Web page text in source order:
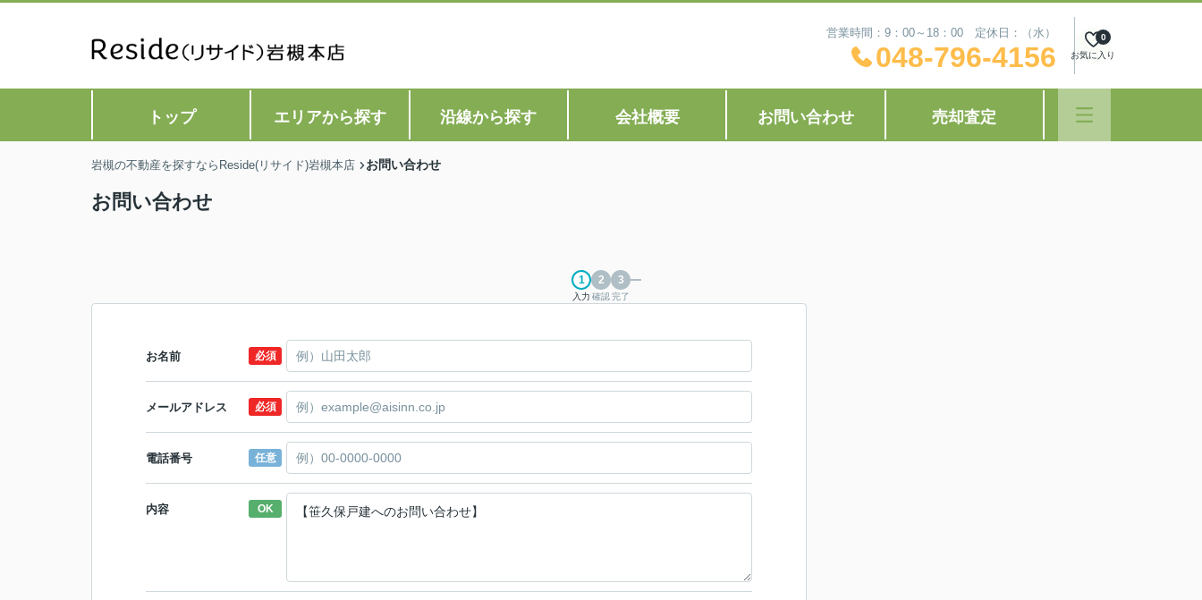
営業時間：9：00～18：00 定休日：（水）
048-796-4156 お気に入り
0
トップ エリアから探す 沿線から探す 会社概要 お問い合わせ 売却査定
岩槻の不動産を探すならReside(リサイド)岩槻本店 お問い合わせ
お問い合わせ
入力 確認完了
お名前 必須
メールアドレス 必須
電話番号 任意
内容 OK